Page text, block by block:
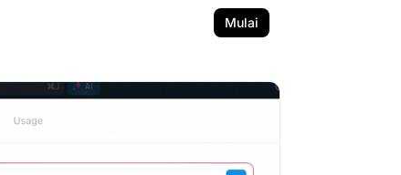
Mulai